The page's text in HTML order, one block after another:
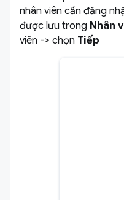
nhân viên cần đăng
được lưu trong Nhân
viên -> chọn Tiếp